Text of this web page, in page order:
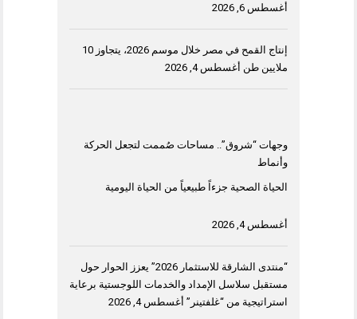
أغسطس 6, 2026
إنتاج القمح في مصر خلال موسم 2026، يتجاوز 10
ملايين طن أغسطس 4, 2026
وجهات “شروق”.. مساحات صُممت لتجعل الحركة
وأنماط
الحياة الصحية جزءاً طبيعياً من الحياة اليومية
أغسطس 4, 2026
“منتدى الشارقة للاستثمار 2026” يعزز الحوار حول
مستقبل سلاسل الإمداد والخدمات اللوجستية برعاية
استراتيجية من “غلفتينر” أغسطس 4, 2026